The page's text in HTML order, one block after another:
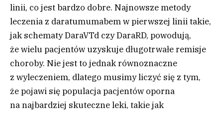
linii, co jest bardzo dobre. Najnowsze metody
leczenia z daratumumabem w pierwszej linii takie,
jak schematy DaraVTd czy DaraRD, powodują,
że wielu pacjentów uzyskuje długotrwałe remisje
choroby. Nie jest to jednak równoznaczne
z wyleczeniem, dlatego musimy liczyć się z tym,
że pojawi się populacja pacjentów oporna
na najbardziej skuteczne leki, takie jak